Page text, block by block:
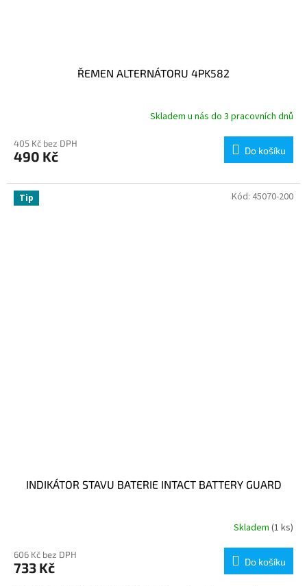
ŘEMEN ALTERNÁTORU 4PK582
Skladem u nás do 3 pracovních dnů
405 Kč bez DPH
490 Kč Do košíku
Tip
INDIKÁTOR STAVU BATERIE INTACT BATTERY GUARD
Skladem (1 ks)
606 Kč bez DPH
733 Kč Do košíku
Kód: 45070-200